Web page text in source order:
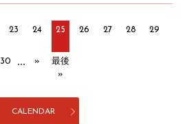
23 24 25 26 27 28 29
30 ... »
最後
»
CALENDAR